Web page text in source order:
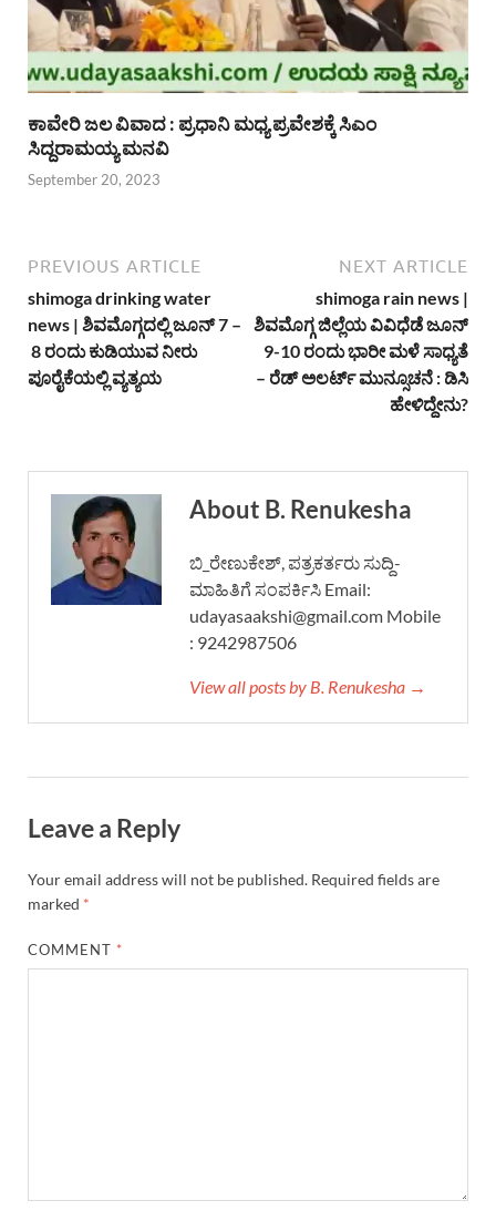
ಕಾವೇರಿ ಜಲ ವಿವಾದ : ಪ್ರಧಾನಿ ಮಧ್ಯ ಪ್ರವೇಶಕ್ಕೆ ಸಿಎಂ
ಸಿದ್ದರಾಮಯ್ಯ ಮನವಿ
September 20, 2023
PREVIOUS ARTICLE
shimoga drinking water
news | ಶಿವಮೊಗ್ಗದಲ್ಲಿ ಜೂನ್ 7 –
8 ರಂದು ಕುಡಿಯುವ ನೀರು
ಪೂರೈಕೆಯಲ್ಲಿ ವ್ಯತ್ಯಯ
NEXT ARTICLE
shimoga rain news |
ಶಿವಮೊಗ್ಗ ಜಿಲ್ಲೆಯ ವಿವಿಧೆಡೆ ಜೂನ್
9-10 ರಂದು ಭಾರೀ ಮಳೆ ಸಾಧ್ಯತೆ
– ರೆಡ್ ಅಲರ್ಟ್ ಮುನ್ಸೂಚನೆ : ಡಿಸಿ
ಹೇಳಿದ್ದೇನು?
About B. Renukesha
ಬಿ_ರೇಣುಕೇಶ್, ಪತ್ರಕರ್ತರು ಸುದ್ದಿ-
ಮಾಹಿತಿಗೆ ಸಂಪರ್ಕಿಸಿ Email:
udayasaakshi@gmail.com Mobile
: 9242987506
View all posts by B. Renukesha →
Leave a Reply
Your email address will not be published. Required fields are
marked *
COMMENT *